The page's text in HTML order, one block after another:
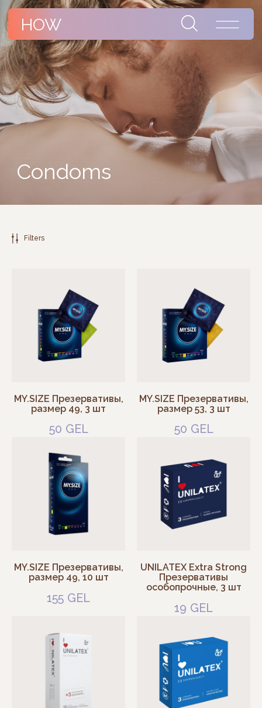
HOW
Condoms
Filters
MY.SIZE Презервативы,
размер 49, 3 шт
50 GEL
MY.SIZE Презервативы,
размер 53, 3 шт
50 GEL
MY.SIZE Презервативы,
размер 49, 10 шт
155 GEL
UNILATEX Extra Strong
Презервативы
особопрочные, 3 шт
19 GEL